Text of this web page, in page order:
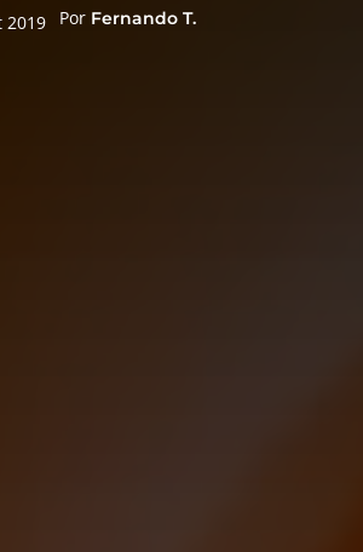
2019 Por Fernando T.